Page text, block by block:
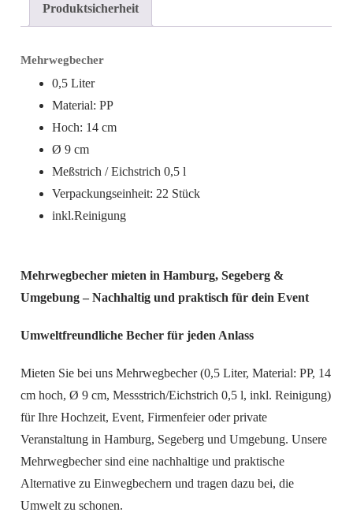
Produktsicherheit
Mehrwegbecher
0,5 Liter
Material: PP
Hoch: 14 cm
Ø 9 cm
Meßstrich / Eichstrich 0,5 l
Verpackungseinheit: 22 Stück
inkl.Reinigung
Mehrwegbecher mieten in Hamburg, Segeberg &
Umgebung – Nachhaltig und praktisch für dein Event
Umweltfreundliche Becher für jeden Anlass
Mieten Sie bei uns Mehrwegbecher (0,5 Liter, Material: PP, 14
cm hoch, Ø 9 cm, Messstrich/Eichstrich 0,5 l, inkl. Reinigung)
für Ihre Hochzeit, Event, Firmenfeier oder private
Veranstaltung in Hamburg, Segeberg und Umgebung. Unsere
Mehrwegbecher sind eine nachhaltige und praktische
Alternative zu Einwegbechern und tragen dazu bei, die
Umwelt zu schonen.